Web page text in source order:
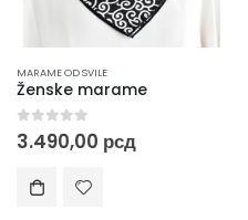
MARAME OD SVILE
Ženske marame
0 out of 5
3.490,00 рсд